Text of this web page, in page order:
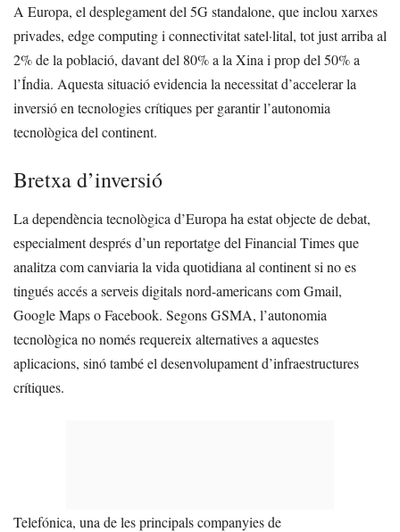
A Europa, el desplegament del 5G standalone, que inclou xarxes
privades, edge computing i connectivitat satel·lital, tot just arriba al
2% de la població, davant del 80% a la Xina i prop del 50% a
l’Índia. Aquesta situació evidencia la necessitat d’accelerar la
inversió en tecnologies crítiques per garantir l’autonomia
tecnològica del continent.
Bretxa d’inversió
La dependència tecnològica d’Europa ha estat objecte de debat,
especialment després d’un reportatge del Financial Times que
analitza com canviaria la vida quotidiana al continent si no es
tingués accés a serveis digitals nord-americans com Gmail,
Google Maps o Facebook. Segons GSMA, l’autonomia
tecnològica no només requereix alternatives a aquestes
aplicacions, sinó també el desenvolupament d’infraestructures
crítiques.
Telefónica, una de les principals companyies de